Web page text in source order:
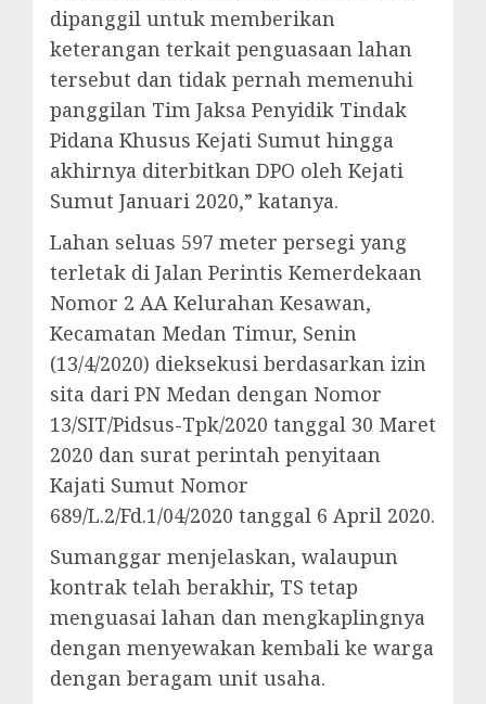
dipanggil untuk memberikan
keterangan terkait penguasaan lahan
tersebut dan tidak pernah memenuhi
panggilan Tim Jaksa Penyidik Tindak
Pidana Khusus Kejati Sumut hingga
akhirnya diterbitkan DPO oleh Kejati
Sumut Januari 2020,” katanya.
Lahan seluas 597 meter persegi yang
terletak di Jalan Perintis Kemerdekaan
Nomor 2 AA Kelurahan Kesawan,
Kecamatan Medan Timur, Senin
(13/4/2020) dieksekusi berdasarkan izin
sita dari PN Medan dengan Nomor
13/SIT/Pidsus-Tpk/2020 tanggal 30 Maret
2020 dan surat perintah penyitaan
Kajati Sumut Nomor
689/L.2/Fd.1/04/2020 tanggal 6 April 2020.
Sumanggar menjelaskan, walaupun
kontrak telah berakhir, TS tetap
menguasai lahan dan mengkaplingnya
dengan menyewakan kembali ke warga
dengan beragam unit usaha.